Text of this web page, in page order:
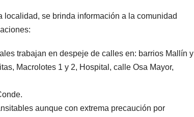
se brinda información a la comunidad
trabajan en despeje de calles en: barrios Mallín y
Macrolotes 1 y 2, Hospital, calle Osa Mayor,
aunque con extrema precaución por